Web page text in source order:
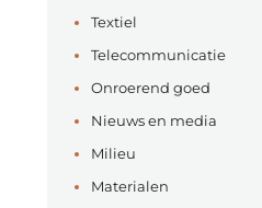
Textiel
Telecommunicatie
Onroerend goed
Nieuws en media
Milieu
Materialen